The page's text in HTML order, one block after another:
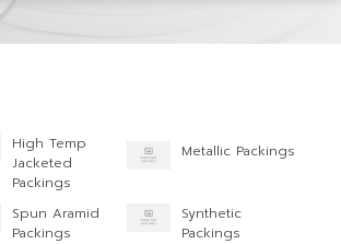
High Temp
Jacketed
Packings
Metallic Packings
Spun Aramid
Packings
Synthetic
Packings